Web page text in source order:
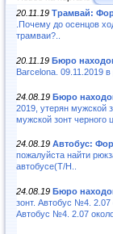
20.11.19 Трамвай:
.Почему до осенцов
трамваи?..
20.11.19 Бюро
Barcelona. 09.11.2019 в
24.08.19 Бюро
2019, утерян мужской
мужской зонт черного
24.08.19 Автобус:
пожалуйста найти
автобусе(Т/Н..
24.08.19 Бюро
зонт. Автобус №4. 2.07
Автобус №4. 2.07 около